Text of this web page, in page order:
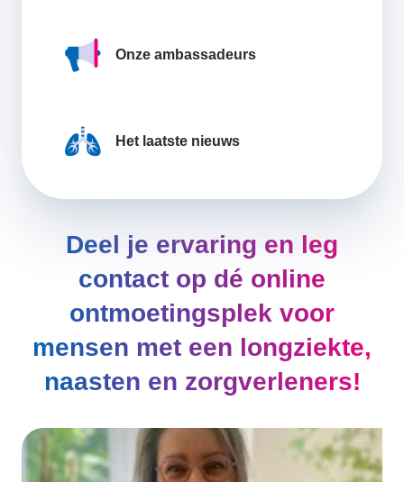
Onze ambassadeurs
Het laatste nieuws
Deel je ervaring en leg
contact op dé online
ontmoetingsplek voor
mensen met een longziekte,
naasten en zorgverleners!
Afbeelding